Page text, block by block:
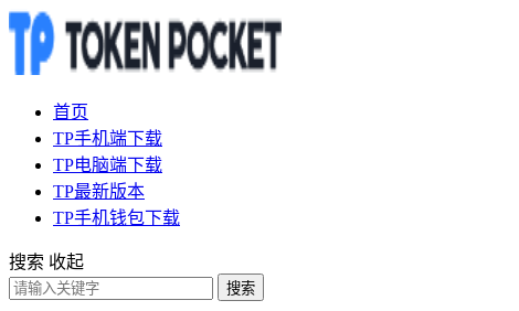
首页
TP手机端下载
TP电脑端下载
TP最新版本
TP手机钱包下载
搜索 收起
搜索